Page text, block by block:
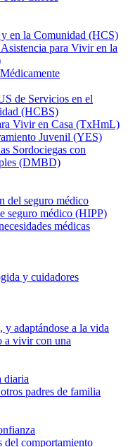
en la Comunidad (HCS)
para Vivir en la
de Servicios en el
(HCBS)
Vivir en Casa (TxHmL)
Juvenil (YES)
Sordociegas con
(DMBD)
del seguro médico
seguro médico (HIPP)
médicas
y cuidadores
y adaptándose a la vida
a vivir con una
diaria
padres de familia
del comportamiento